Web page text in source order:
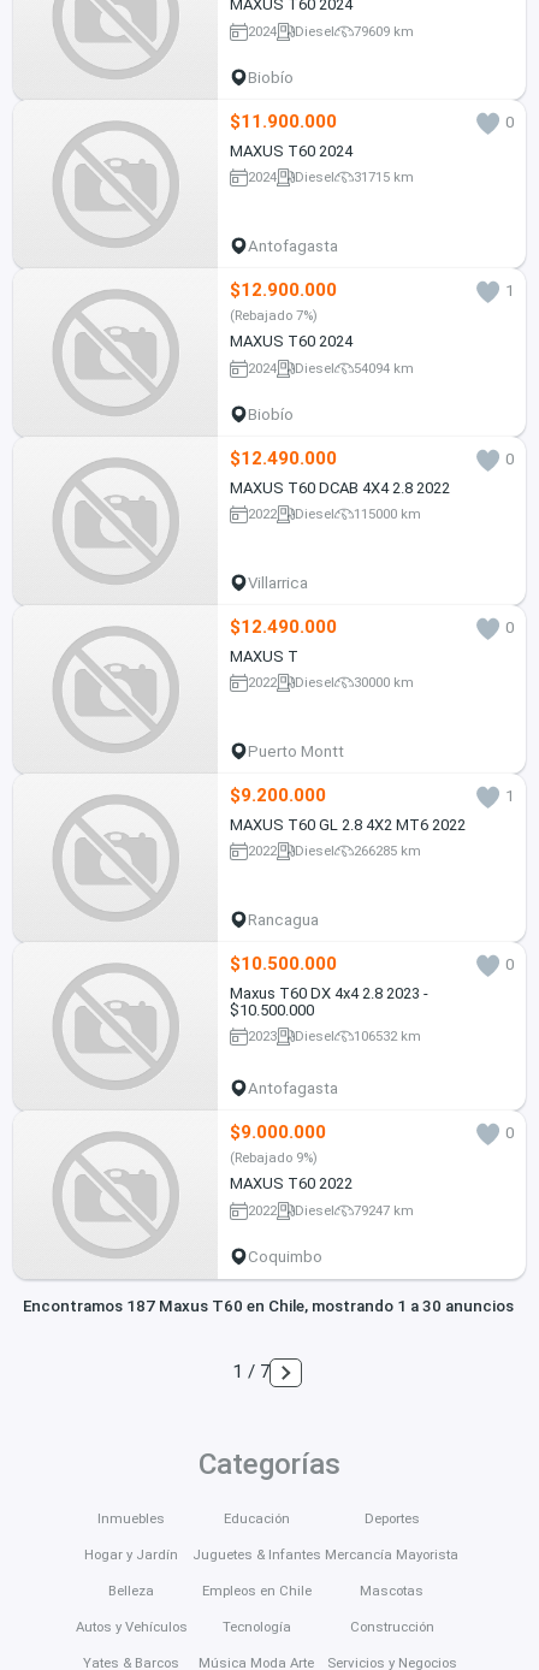
MAXUS T60 2024
2024 Diesel 79609 km
Biobío
$11.900.000
0
MAXUS T60 2024
2024 Diesel 31715 km
Antofagasta
$12.900.000 1
(Rebajado 7%)
MAXUS T60 2024
2024 Diesel 54094 km
Biobío
$12.490.000
0
MAXUS T60 DCAB 4X4 2.8 2022
2022 Diesel 115000 km
Villarrica
$12.490.000
0
MAXUS T
2022 Diesel 30000 km
Puerto Montt
$9.200.000
1
MAXUS T60 GL 2.8 4X2 MT6 2022
2022 Diesel 266285 km
Rancagua
$10.500.000
0
Maxus T60 DX 4x4 2.8 2023 -
$10.500.000
2023 Diesel 106532 km
Antofagasta
$9.000.000 0
(Rebajado 9%)
MAXUS T60 2022
2022 Diesel 79247 km
Coquimbo
Encontramos 187 Maxus T60 en Chile, mostrando 1 a 30 anuncios
1 / 7
Categorías
Inmuebles
Hogar y Jardín
Belleza
Autos y Vehículos
Yates & Barcos
Educación
Juguetes & Infantes
Empleos en Chile
Tecnología
Música Moda Arte
Deportes
Mercancía Mayorista
Mascotas
Construcción
Servicios y Negocios